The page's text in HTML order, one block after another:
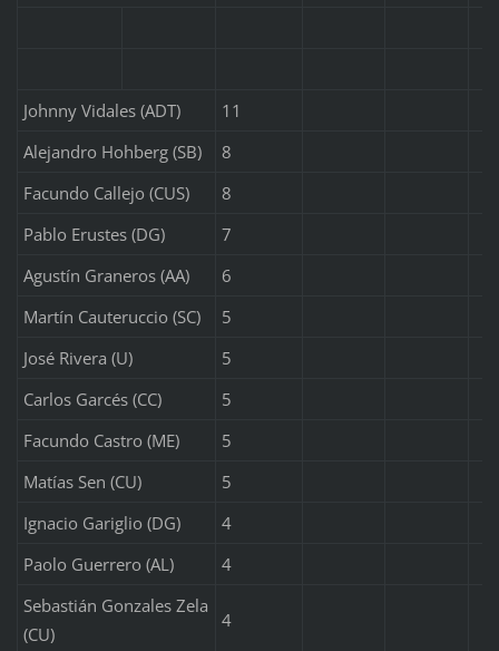
Johnny Vidales (ADT)
11
Alejandro Hohberg (SB)
8
Facundo Callejo (CUS)
8
Pablo Erustes (DG)
7
Agustín Graneros (AA)
6
Martín Cauteruccio (SC)
5
José Rivera (U)
5
Carlos Garcés (CC)
5
Facundo Castro (ME)
5
Matías Sen (CU)
5
Ignacio Gariglio (DG)
4
Paolo Guerrero (AL)
4
Sebastián Gonzales Zela
(CU)
4